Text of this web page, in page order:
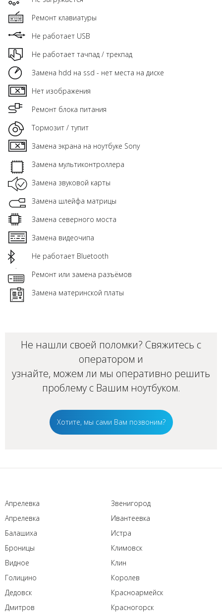
Ремонт клавиатуры
Не работает USB
Не работает тачпад / трекпад
Замена hdd на ssd - нет места на диске
Нет изображения
Ремонт блока питания
Тормозит / тупит
Замена экрана на ноутбуке Sony
Замена мультиконтроллера
Замена звуковой карты
Замена шлейфа матрицы
Замена северного моста
Замена видеочипа
Не работает Bluetooth
Ремонт или замена разъёмов
Замена материнской платы
Не нашли своей поломки? Свяжитесь с
оператором и
узнайте, можем ли мы оперативно решить
проблему с Вашим ноутбуком.
Хотите, мы сами Вам позвоним?
Апрелевка
Апрелевка
Балашиха
Броницы
Видное
Голицино
Дедовск
Дмитров
Звенигород
Ивантеевка
Истра
Климовск
Клин
Королев
Красноармейск
Красногорск